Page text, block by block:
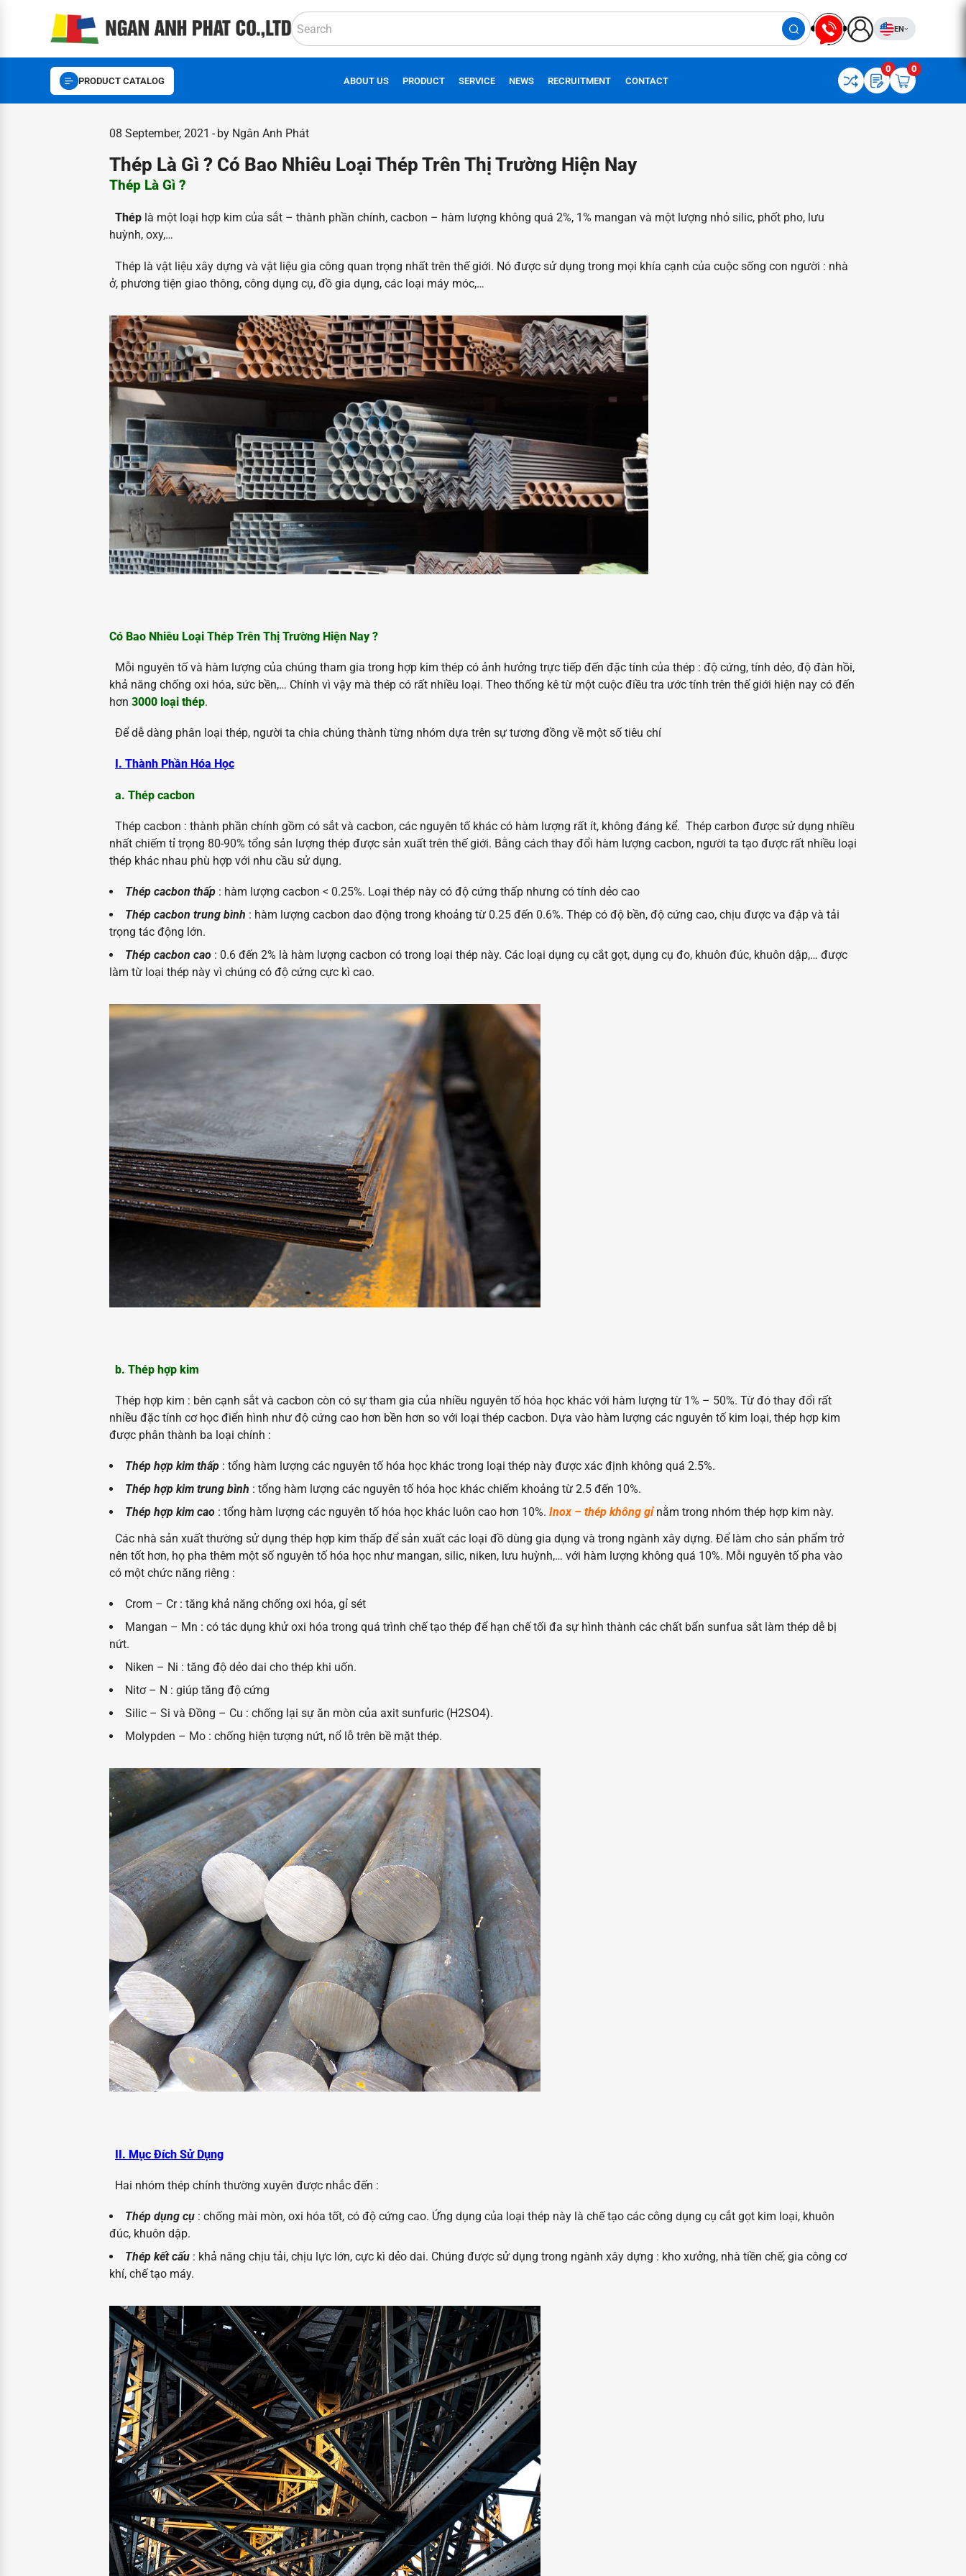
EN
PRODUCT CATALOG ABOUT US PRODUCT SERVICE NEWS RECRUITMENT CONTACT
0 0
08 September, 2021 by Ngân Anh Phát
Thép Là Gì ? Có Bao Nhiêu Loại Thép Trên Thị Trường Hiện Nay
Thép Là Gì ?
Théplà một loại hợp kim của sắt – thành phần chính, cacbon – hàm lượng không quá 2%, 1% mangan và một lượng nhỏ silic, phốt pho, lưu
huỳnh, oxy,…
Thép là vật liệu xây dựng và vật liệu gia công quan trọng nhất trên thế giới. Nó được sử dụng trong mọi khía cạnh của cuộc sống con người : nhà
ở, phương tiện giao thông, công dụng cụ, đồ gia dụng, các loại máy móc,…
Có Bao Nhiêu Loại Thép Trên Thị Trường Hiện Nay ?
Mỗi nguyên tố và hàm lượng của chúng tham gia trong hợp kim thép có ảnh hưởng trực tiếp đến đặc tính của thép : độ cứng, tính dẻo, độ đàn hồi,
khả năng chống oxi hóa, sức bền,… Chính vì vậy mà thép có rất nhiều loại. Theo thống kê từ một cuộc điều tra ước tính trên thế giới hiện nay có đến
hơn 3000 loại thép.
Để dễ dàng phân loại thép, người ta chia chúng thành từng nhóm dựa trên sự tương đồng về một số tiêu chí
I. Thành Phần Hóa Học
a. Thép cacbon
Thép cacbon : thành phần chính gồm có sắt và cacbon, các nguyên tố khác có hàm lượng rất ít, không đáng kể. Thép carbon được sử dụng nhiều
nhất chiếm tỉ trọng 80-90% tổng sản lượng thép được sản xuất trên thế giới. Bằng cách thay đổi hàm lượng cacbon, người ta tạo được rất nhiều loại
thép khác nhau phù hợp với nhu cầu sử dụng.
Thép cacbon thấp: hàm lượng cacbon < 0.25%. Loại thép này có độ cứng thấp nhưng có tính dẻo cao
Thép cacbon trung bình : hàm lượng cacbon dao động trong khoảng từ 0.25 đến 0.6%. Thép có độ bền, độ cứng cao, chịu được va đập và tải
trọng tác động lớn.
Thép cacbon cao: 0.6 đến 2% là hàm lượng cacbon có trong loại thép này. Các loại dụng cụ cắt gọt, dụng cụ đo, khuôn đúc, khuôn dập,… được
làm từ loại thép này vì chúng có độ cứng cực kì cao.
b. Thép hợp kim
Thép hợp kim : bên cạnh sắt và cacbon còn có sự tham gia của nhiều nguyên tố hóa học khác với hàm lượng từ 1% – 50%. Từ đó thay đổi rất
nhiều đặc tính cơ học điển hình như độ cứng cao hơn bền hơn so với loại thép cacbon. Dựa vào hàm lượng các nguyên tố kim loại, thép hợp kim
được phân thành ba loại chính :
Thép hợp kim thấp: tổng hàm lượng các nguyên tố hóa học khác trong loại thép này được xác định không quá 2.5%.
Thép hợp kim trung bình : tổng hàm lượng các nguyên tố hóa học khác chiếm khoảng từ 2.5 đến 10%.
Thép hợp kim cao: tổng hàm lượng các nguyên tố hóa học khác luôn cao hơn 10%. Inox – thép không gỉnằm trong nhóm thép hợp kim này.
Các nhà sản xuất thường sử dụng thép hợp kim thấp để sản xuất các loại đồ dùng gia dụng và trong ngành xây dựng. Để làm cho sản phẩm trở
nên tốt hơn, họ pha thêm một số nguyên tố hóa học như mangan, silic, niken, lưu huỳnh,… với hàm lượng không quá 10%. Mỗi nguyên tố pha vào
có một chức năng riêng :
Crom – Cr : tăng khả năng chống oxi hóa, gỉ sét
Mangan – Mn : có tác dụng khử oxi hóa trong quá trình chế tạo thép để hạn chế tối đa sự hình thành các chất bẩn sunfua sắt làm thép dễ bị
nứt.
Niken – Ni : tăng độ dẻo dai cho thép khi uốn.
Nitơ – N : giúp tăng độ cứng
Silic – Si và Đồng – Cu : chống lại sự ăn mòn của axit sunfuric (H2SO4).
Molypden – Mo : chống hiện tượng nứt, nổ lỗ trên bề mặt thép.
II. Mục Đích Sử Dụng
Hai nhóm thép chính thường xuyên được nhắc đến :
Thép dụng cụ: chống mài mòn, oxi hóa tốt, có độ cứng cao. Ứng dụng của loại thép này là chế tạo các công dụng cụ cắt gọt kim loại, khuôn
đúc, khuôn dập.
Thép kết cấu: khả năng chịu tải, chịu lực lớn, cực kì dẻo dai. Chúng được sử dụng trong ngành xây dựng : kho xưởng, nhà tiền chế; gia công cơ
khí, chế tạo máy.